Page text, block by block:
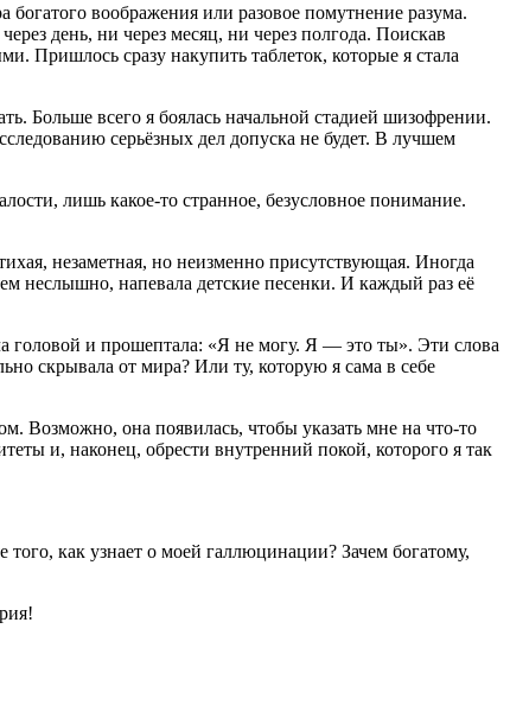
воображения или разовое помутнение разума.
день, ни через месяц, ни через полгода. Поискав
Пришлось сразу накупить таблеток, которые я стала
Больше всего я боялась начальной стадией шизофрении.
серьёзных дел допуска не будет. В лучшем
лишь какое-то странное, безусловное понимание.
незаметная, но неизменно присутствующая. Иногда
неслышно, напевала детские песенки. И каждый раз её
головой и прошептала: «Я не могу. Я — это ты». Эти слова
скрывала от мира? Или ту, которую я сама в себе
Возможно, она появилась, чтобы указать мне на что-то
и, наконец, обрести внутренний покой, которого я так
как узнает о моей галлюцинации? Зачем богатому,